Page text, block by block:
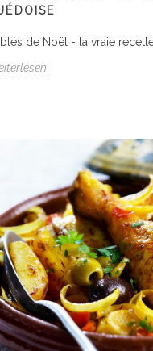
de Noël - la vraie